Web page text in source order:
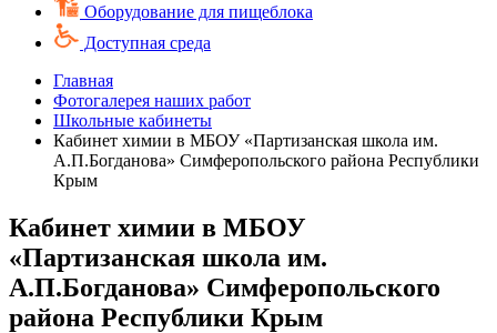
Оборудование для пищеблока
Доступная среда
Главная
Фотогалерея наших работ
Школьные кабинеты
Кабинет химии в МБОУ «Партизанская школа им.
А.П.Богданова» Симферопольского района Республики
Крым
Кабинет химии в МБОУ
«Партизанская школа им.
А.П.Богданова» Симферопольского
района Республики Крым